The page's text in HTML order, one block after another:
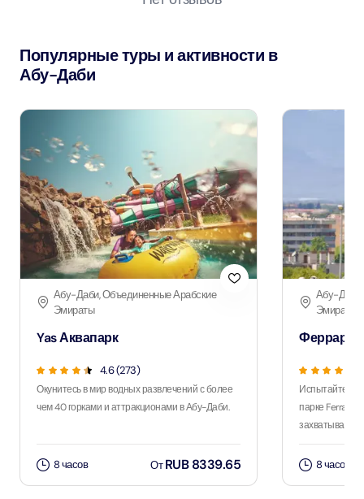
Популярные туры и активности в
Абу-Даби
Абу-Даби, Объединенные Арабские
Эмираты
Yas Аквапарк
4.6 (273)
Окунитесь в мир водных развлечений с более
чем 40 горками и аттракционами в Абу-Даби.
8 часов ОтRUB 8339.65
Абу-
Эмираты
Феррари
Испытайте
парке Ferrari с
8 часов